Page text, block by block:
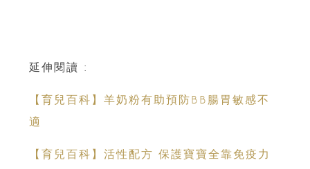
延伸閱讀 :
【育兒百科】羊奶粉有助預防BB腸胃敏感不
適
【育兒百科】活性配方 保護寶寶全靠免疫力